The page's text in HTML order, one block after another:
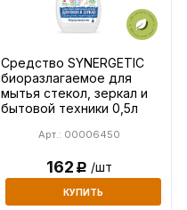
Средство SYNERGETIC
биоразлагаемое для
мытья стекол, зеркал и
бытовой техники 0,5л
Арт.: 00006450
162Р /шт
КУПИТЬ